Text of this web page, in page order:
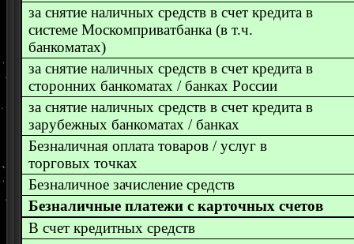
за снятие наличных средств в счет кредита в
системе Москомприватбанка (в т.ч.
банкоматах)
за снятие наличных средств в счет кредита в
сторонних банкоматах / банках России
за снятие наличных средств в счет кредита в
зарубежных банкоматах / банках
Безналичная оплата товаров / услуг в
торговых точках
Безналичное зачисление средств
Безналичные платежи с карточных счетов
В счет кредитных средств